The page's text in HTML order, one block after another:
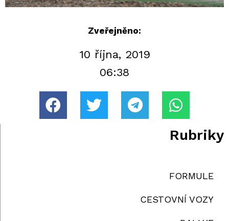
Zveřejněno:
10 října, 2019
06:38
Rubriky
FORMULE
CESTOVNÍ VOZY